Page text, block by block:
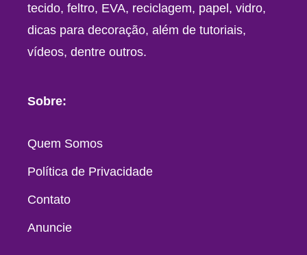
tecido, feltro, EVA, reciclagem, papel, vidro,
dicas para decoração, além de tutoriais,
vídeos, dentre outros.
Sobre:
Quem Somos
Política de Privacidade
Contato
Anuncie